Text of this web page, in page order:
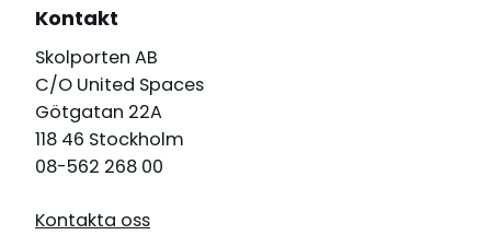
Kontakt
Skolporten AB
C/O United Spaces
Götgatan 22A
118 46 Stockholm
08-562 268 00
Kontakta oss